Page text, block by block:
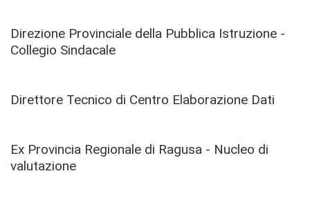
Direzione Provinciale della Pubblica Istruzione -
Collegio Sindacale
Direttore Tecnico di Centro Elaborazione Dati
Ex Provincia Regionale di Ragusa - Nucleo di
valutazione